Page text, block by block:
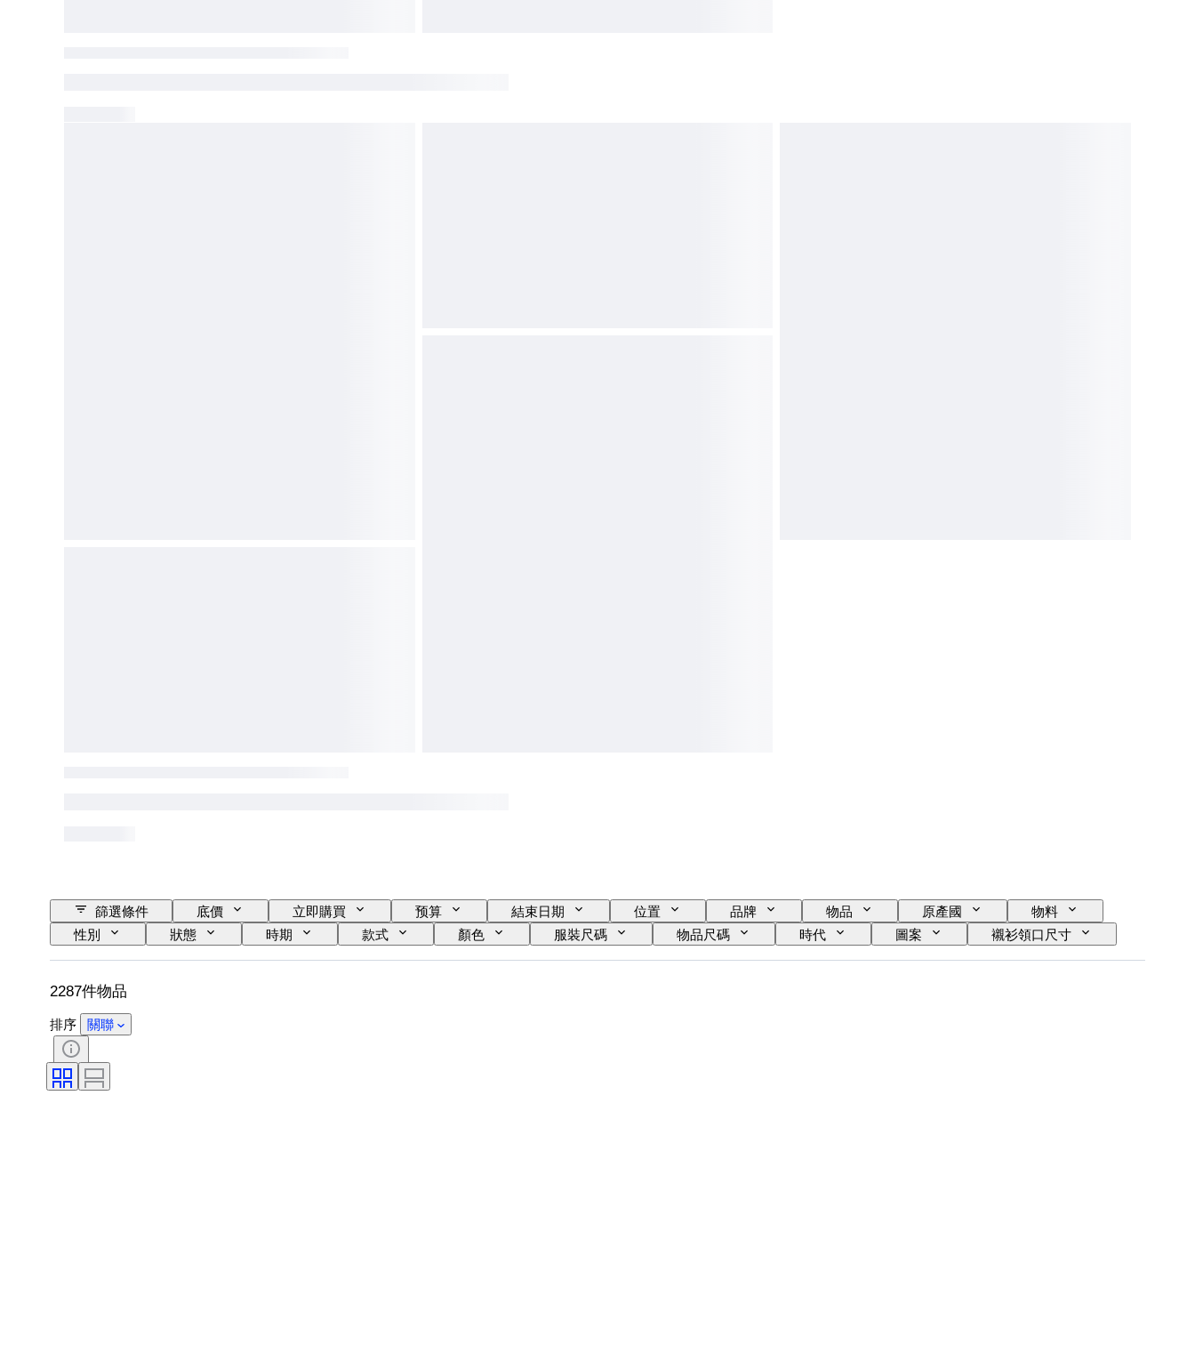
篩選條件 底價 立即購買 预算 結束日期 位置 品牌 物品 原產國
物料
性別
狀態 時期 款式 顏色 服裝尺碼 物品尺碼 時代 圖案
襯衫領口尺寸
包括配件
鞋尺寸
2287件物品
排序 關聯